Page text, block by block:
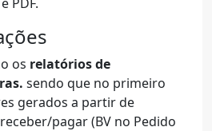
os relatórios de
sendo que no primeiro
gerados a partir de
pagar (BV no Pedido